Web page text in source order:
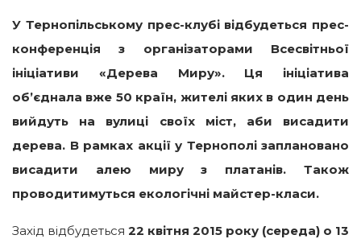
У Тернопільському прес-клубі відбудеться прес-
конференція з організаторами Всесвітньої
ініціативи «Дерева Миру». Ця ініціатива
об’єднала вже 50 країн, жителі яких в один день
вийдуть на вулиці своїх міст, аби висадити
дерева. В рамках акції у Тернополі заплановано
висадити алею миру з платанів. Також
проводитимуться екологічні майстер-класи.
Захід відбудеться 22 квітня 2015 року (середа) о 13